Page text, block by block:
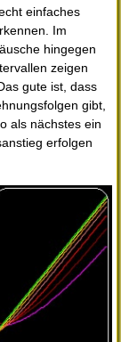
einfaches
Im
hingegen
zeigen
gute ist, dass
gibt,
als nächstes ein
erfolgen